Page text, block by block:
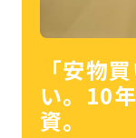
「安物
い。10
資。